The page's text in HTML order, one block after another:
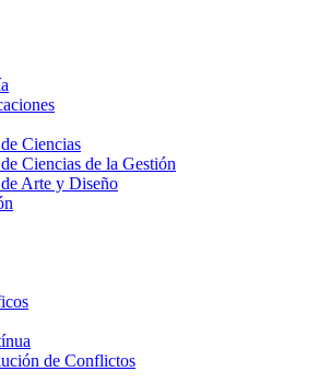
Ciencias
Ciencias de la Gestión
Arte y Diseño
de Conflictos